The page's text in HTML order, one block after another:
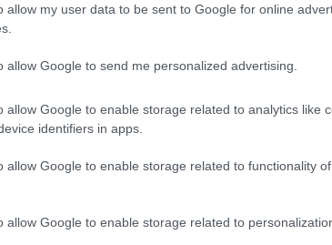
allow my user data to be sent to Google for online
allow Google to send me personalized advertising.
allow Google to enable storage related to analytics like
identifiers in apps.
allow Google to enable storage related to functionality
allow Google to enable storage related to
aspectos más importantes es la elección
no solo garantiza un mejor sabor, sino
a tus comidas. Imagina un tomate maduro,
que ha pasado semanas en un estante.
frescos suelen tener un
se traduce en platos más nutritivos.
visitar mercados locales o
sino que a menudo puedes